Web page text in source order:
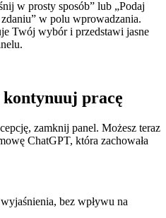
w prosty sposób” lub „Podaj
w polu wprowadzania.
Twój wybór i przedstawi jasne
pracę
zamknij panel. Możesz teraz
ChatGPT, która zachowała
bez wpływu na